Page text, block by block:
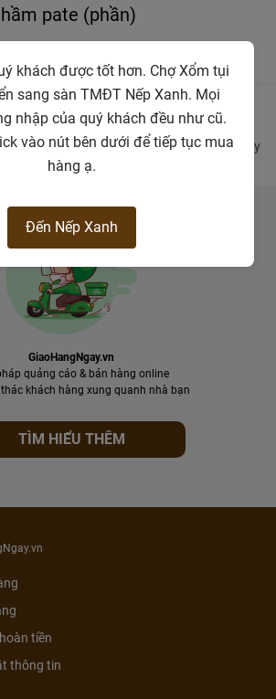
pate (phần)
vị, pate, 300gr cà rốt, 1 củ hành tây, sả cây
GiaoHangNgay.vn
quảng cáo & bán hàng online
khách hàng xung quanh nhà bạn
TÌM HIỂU THÊM
tiền
thông tin
khách được tốt hơn. Chợ Xổm tụi
sang sàn TMĐT Nếp Xanh. Mọi
nhập của quý khách đều như cũ.
vào nút bên dưới để tiếp tục mua
hàng ạ.
Đến Nếp Xanh